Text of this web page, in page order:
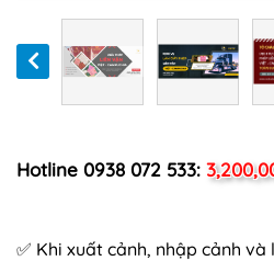
Hotline 0938 072 533:
✅ Khi xuất cảnh, nhập cảnh